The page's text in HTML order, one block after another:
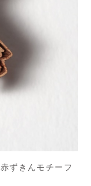
ずきんモチーフ